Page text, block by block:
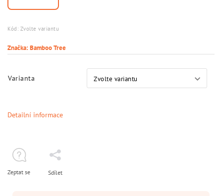
Kód: Zvolte variantu
Značka:Bamboo Tree
Varianta
Detailní informace
Zeptat se Sdílet